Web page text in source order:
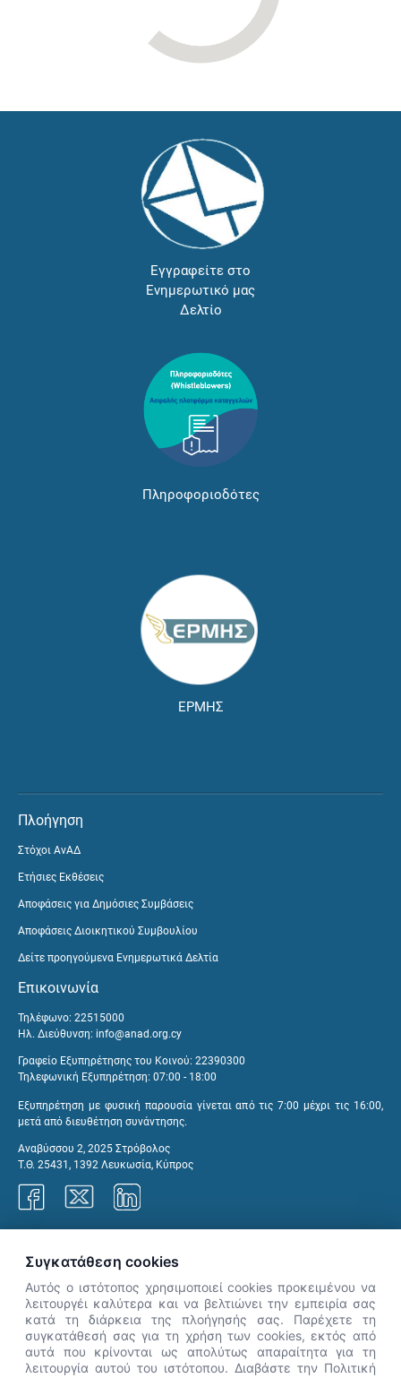
Εγγραφείτε στο
Ενημερωτικό μας
Δελτίο
Πληροφοριοδότες
ΕΡΜΗΣ
Πλοήγηση
Στόχοι ΑνΑΔ
Ετήσιες Εκθέσεις
Αποφάσεις για Δημόσιες Συμβάσεις
Αποφάσεις Διοικητικού Συμβουλίου
Δείτε προηγούμενα Ενημερωτικά Δελτία
Επικοινωνία
Τηλέφωνο: 22515000
Ηλ. Διεύθυνση: info@anad.org.cy
Γραφείο Εξυπηρέτησης του Κοινού: 22390300
Τηλεφωνική Εξυπηρέτηση: 07:00 - 18:00
Εξυπηρέτηση με φυσική παρουσία γίνεται από τις 7:00 μέχρι τις 16:00,
μετά από διευθέτηση συνάντησης.
Αναβύσσου 2, 2025 Στρόβολος
Τ.Θ. 25431, 1392 Λευκωσία, Κύπρος
👋 Καλώς ήρθες! Είμαι η Νόησις.
Πες μου πώς μπορώ να σε βοηθήσω
Συγκατάθεση cookies
Αυτός ο ιστότοπος χρησιμοποιεί cookies προκειμένου να
λειτουργέι καλύτερα και να βελτιώνει την εμπειρία σας
κατά τη διάρκεια της πλοήγησής σας. Παρέχετε τη
συγκατάθεσή σας για τη χρήση των cookies, εκτός από
αυτά που κρίνονται ως απολύτως απαραίτητα για τη
λειτουργία αυτού του ιστότοπου. Διαβάστε την Πολιτική